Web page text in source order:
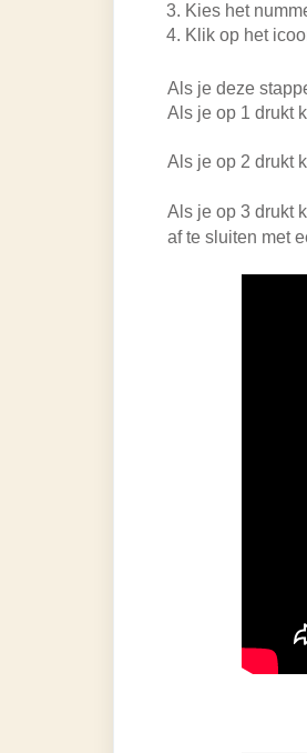
Kies het
Klik op het
Als je deze
Als je op 1 drukt
Als je op 2 drukt
Als je op 3 drukt
af te sluiten met